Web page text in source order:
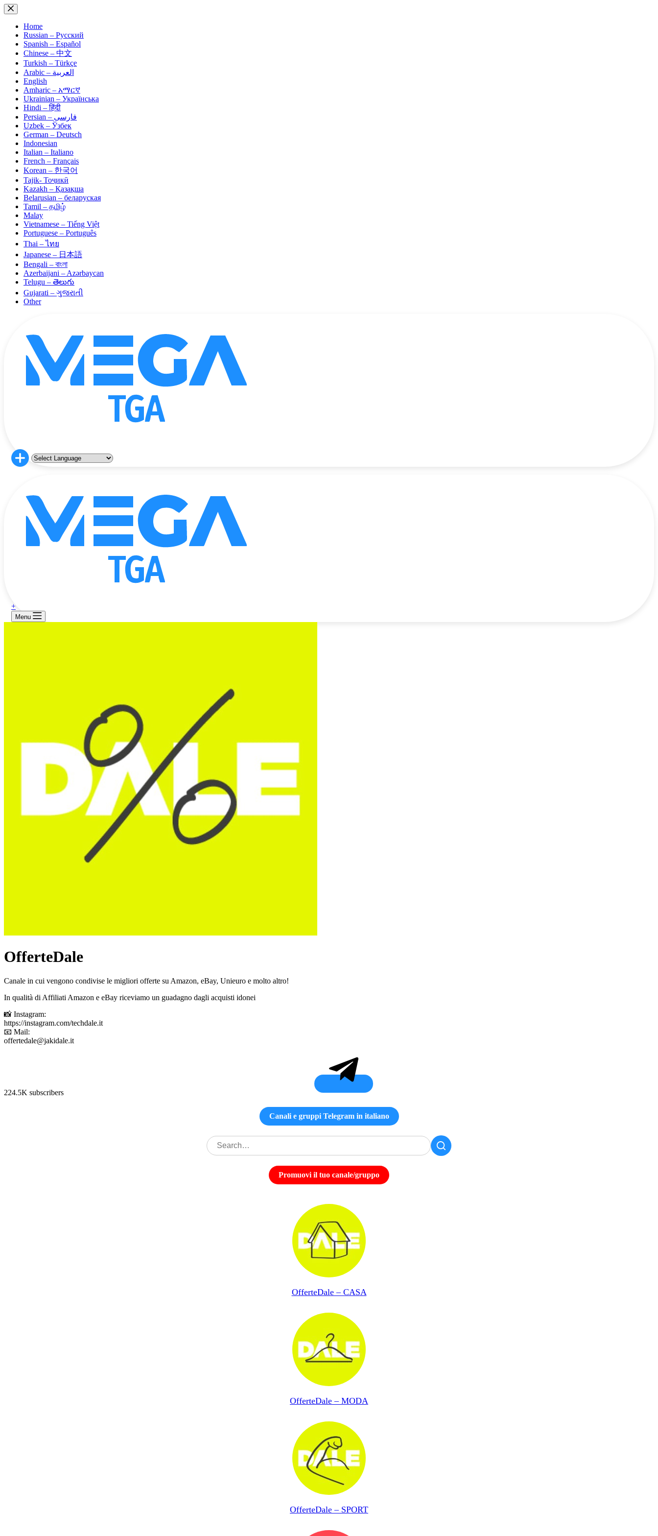
Skip
to
contentHome
Russian – Русский
Spanish – Español
Chinese – 中文
Turkish – Türkçe
Arabic – العربية
English
Amharic – አማርኛ
Ukrainian – Українська
Hindi – हिंदी
Persian – فارسی
Uzbek – Ўзбек
German – Deutsch
Indonesian
Italian – Italiano
French – Français
Korean – 한국어
Tajik- Тоҷикӣ
Kazakh – Қазақша
Belarusian – беларуская
Tamil – தமிழ்
Malay
Vietnamese – Tiếng Việt
Portuguese – Português
Thai – ไทย
Japanese – 日本語
Bengali – বাংলা
Azerbaijani – Azərbaycan
Telugu – తెలుగు
Gujarati – ગુજરાતી
Other
+
Menu
OfferteDale
Canale in cui vengono condivise le migliori offerte su Amazon, eBay, Unieuro e molto altro!
In qualità di Affiliati Amazon e eBay riceviamo un guadagno dagli acquisti idonei
📸 Instagram:
https://instagram.com/techdale.it
📧 Mail:
offertedale@jakidale.it
224.5K subscribers
Canali e gruppi Telegram in italiano
Promuovi il tuo canale/gruppo
OfferteDale – CASA
OfferteDale – MODA
OfferteDale – SPORT